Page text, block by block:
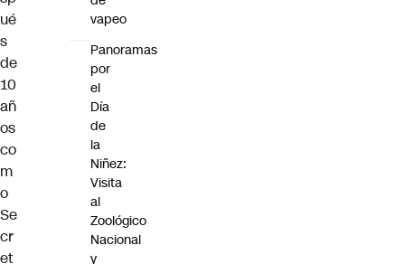
ué
s
de
10
añ
os
co
m
o
Se
cr
et
vapeo
Panoramas
por
el
Día
de
la
Niñez:
Visita
al
Zoológico
Nacional
y